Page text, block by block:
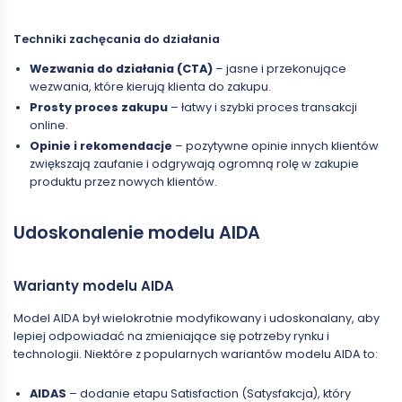
Techniki zachęcania do działania
Wezwania do działania (CTA)– jasne i przekonujące
wezwania, które kierują klienta do zakupu.
Prosty proces zakupu– łatwy i szybki proces transakcji
online.
Opinie i rekomendacje – pozytywne opinie innych klientów
zwiększają zaufanie i odgrywają ogromną rolę w zakupie
produktu przez nowych klientów.
Udoskonalenie modelu AIDA
Warianty modelu AIDA
Model AIDA był wielokrotnie modyfikowany i udoskonalany, aby
lepiej odpowiadać na zmieniające się potrzeby rynku i
technologii. Niektóre z popularnych wariantów modelu AIDA to:
AIDAS – dodanie etapu Satisfaction (Satysfakcja), który